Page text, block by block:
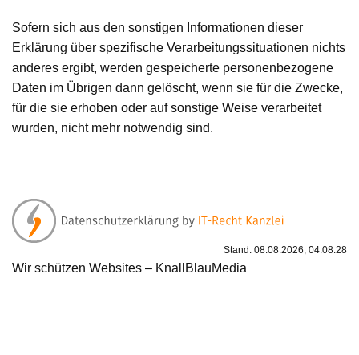
Sofern sich aus den sonstigen Informationen dieser
Erklärung über spezifische Verarbeitungssituationen nichts
anderes ergibt, werden gespeicherte personenbezogene
Daten im Übrigen dann gelöscht, wenn sie für die Zwecke,
für die sie erhoben oder auf sonstige Weise verarbeitet
wurden, nicht mehr notwendig sind.
Stand: 08.08.2026, 04:08:28
Wir schützen Websites – KnallBlauMedia